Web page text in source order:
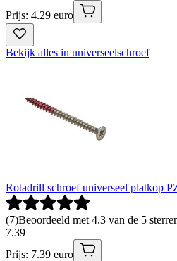
Prijs: 4.29 euro
Bekijk alles in universeelschroef
Rotadrill schroef universeel platkop
(7)Beoordeeld met 4.3 van de 5
7.39
Prijs: 7.39 euro